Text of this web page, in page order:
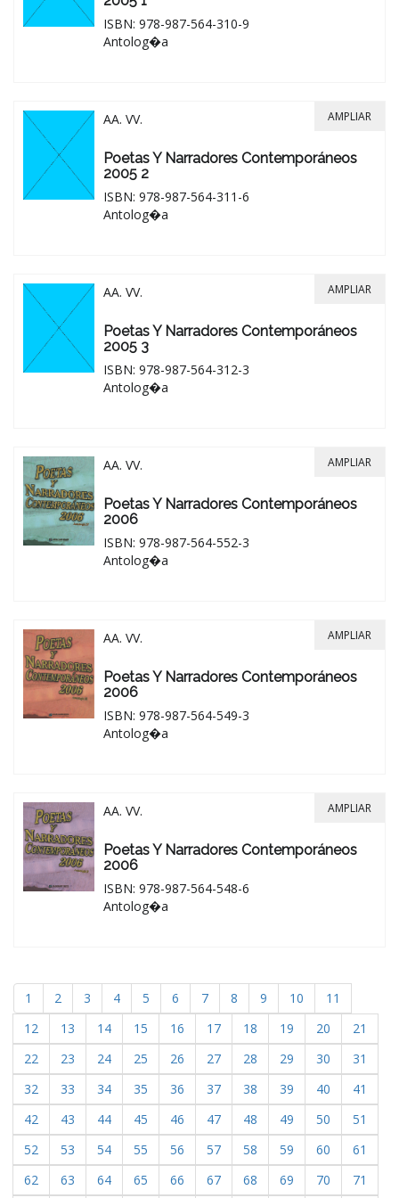
ISBN: 978-987-564-310-9
Antolog�a
AA. VV.
Poetas Y Narradores Contemporáneos
2005 2
ISBN: 978-987-564-311-6
Antolog�a
AMPLIAR
AA. VV.
Poetas Y Narradores Contemporáneos
2005 3
ISBN: 978-987-564-312-3
Antolog�a
AMPLIAR
AA. VV.
Poetas Y Narradores Contemporáneos
2006
ISBN: 978-987-564-552-3
Antolog�a
AMPLIAR
AA. VV.
Poetas Y Narradores Contemporáneos
2006
ISBN: 978-987-564-549-3
Antolog�a
AMPLIAR
AA. VV.
Poetas Y Narradores Contemporáneos
2006
ISBN: 978-987-564-548-6
Antolog�a
AMPLIAR
1 2 3 4 5 6 7 8 9 10
11
12
13 14 15 16 17 18 19 20
21
22
23 24 25 26 27 28 29 30
31
32
33 34 35 36 37 38 39 40
41
42
43 44 45 46 47 48 49 50
51
52
53 54 55 56 57 58 59 60
61
62
63 64 65 66 67 68 69 70
71